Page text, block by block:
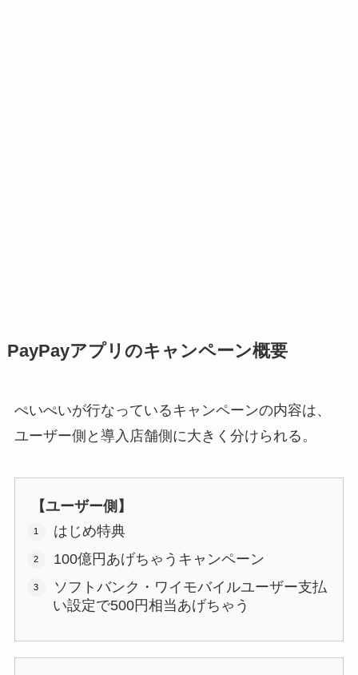
PayPayアプリのキャンペーン概要
ぺいぺいが行なっているキャンペーンの内容は、
ユーザー側と導入店舗側に大きく分けられる。
【ユーザー側】
はじめ特典
100億円あげちゃうキャンペーン
ソフトバンク・ワイモバイルユーザー支払
い設定で500円相当あげちゃう